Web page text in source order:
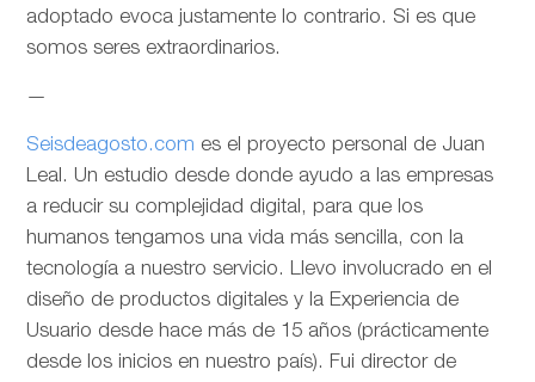
adoptado evoca justamente lo contrario. Si es que
somos seres extraordinarios.
—
Seisdeagosto.com es el proyecto personal de Juan
Leal. Un estudio desde donde ayudo a las empresas
a reducir su complejidad digital, para que los
humanos tengamos una vida más sencilla, con la
tecnología a nuestro servicio. Llevo involucrado en el
diseño de productos digitales y la Experiencia de
Usuario desde hace más de 15 años (prácticamente
desde los inicios en nuestro país). Fui director de